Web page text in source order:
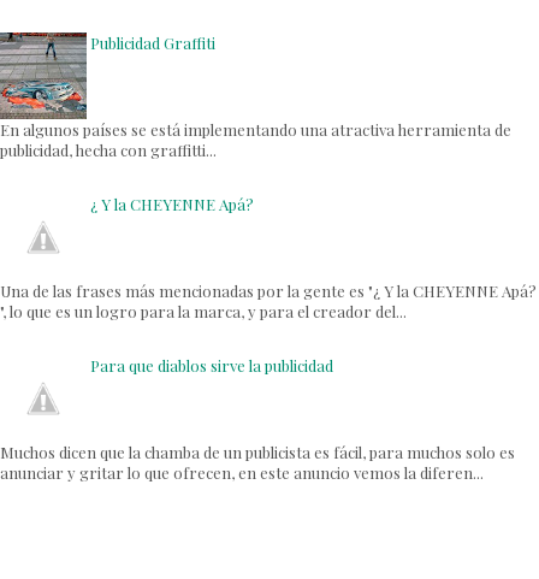
Publicidad Graffiti
En algunos países se está implementando una atractiva herramienta de
publicidad, hecha con graffitti...
¿ Y la CHEYENNE Apá?
Una de las frases más mencionadas por la gente es "¿ Y la CHEYENNE Apá?
", lo que es un logro para la marca, y para el creador del...
Para que diablos sirve la publicidad
Muchos dicen que la chamba de un publicista es fácil, para muchos solo es
anunciar y gritar lo que ofrecen, en este anuncio vemos la diferen...